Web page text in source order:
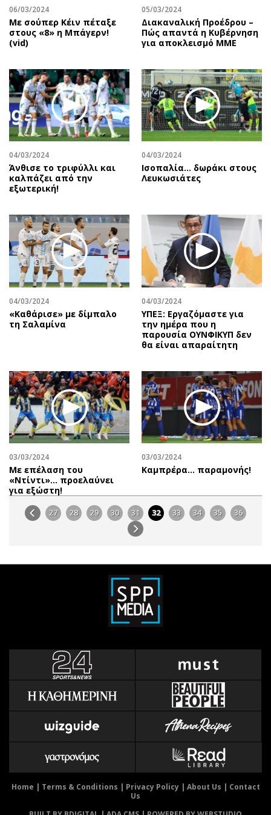
06/03/2024
Με σούπερ Κέιν πέταξε
στους «8» η Μπάγερν!
(vid)
05/03/2024
Διακαναλική Προέδρου –
Πώς απαντά η Κυβέρνηση
για αποκλεισμό ΜΜΕ
04/03/2024
Άνθισε το τριφύλλι και
καλπάζει από την
εξωτερική!
04/03/2024
Ισοπαλία… δωράκι στους
Λευκωσιάτες
04/03/2024
«Καθάρισε» με δίμπαλο
τη Σαλαμίνα
04/03/2024
ΥΠΕΞ: Εργαζόμαστε για
την ημέρα που η
παρουσία ΟΥΝΦΙΚΥΠ δεν
θα είναι απαραίτητη
03/03/2024
Με επέλαση του
«Ντίντι»… προελαύνει
για εξώστη!
03/03/2024
Καμπρέρα… παραμονής!
27 28 29 30 31 32 33 34 35 36
Home | Terms & Conditions | Privacy Policy| About Us | Contact
Us